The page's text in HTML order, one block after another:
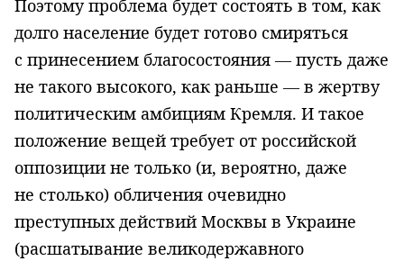
Поэтому проблема будет состоять в том, как
долго население будет готово смиряться
с принесением благосостояния — пусть даже
не такого высокого, как раньше — в жертву
политическим амбициям Кремля. И такое
положение вещей требует от российской
оппозиции не только (и, вероятно, даже
не столько) обличения очевидно
преступных действий Москвы в Украине
(расшатывание великодержавного